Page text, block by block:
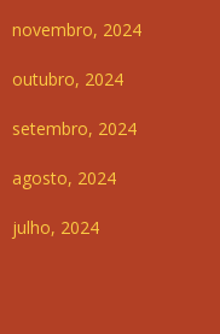
novembro, 2024
outubro, 2024
setembro, 2024
agosto, 2024
julho, 2024